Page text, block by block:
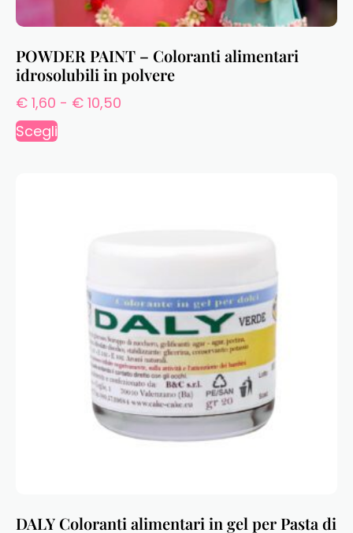
POWDER PAINT – Coloranti alimentari
idrosolubili in polvere
€ 1,60 - € 10,50
Scegli
DALY Coloranti alimentari in gel per Pasta di